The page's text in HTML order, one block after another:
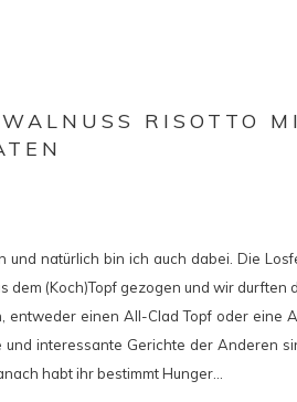
RISOTTO
und natürlich bin ich auch dabei. Die
dem (Koch)Topf gezogen und wir durften
entweder einen All-Clad Topf oder eine
interessante Gerichte der Anderen
habt ihr bestimmt Hunger…